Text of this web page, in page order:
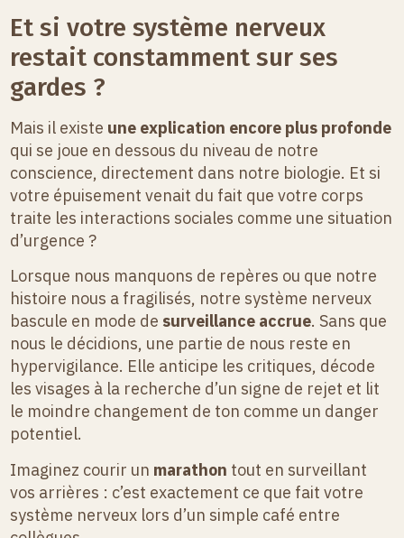
Et si votre système nerveux
restait constamment sur ses
gardes ?
Mais il existe une explication encore plus profonde
qui se joue en dessous du niveau de notre
conscience, directement dans notre biologie. Et si
votre épuisement venait du fait que votre corps
traite les interactions sociales comme une situation
d’urgence ?
Lorsque nous manquons de repères ou que notre
histoire nous a fragilisés, notre système nerveux
bascule en mode de surveillance accrue. Sans que
nous le décidions, une partie de nous reste en
hypervigilance. Elle anticipe les critiques, décode
les visages à la recherche d’un signe de rejet et lit
le moindre changement de ton comme un danger
potentiel.
Imaginez courir un marathon tout en surveillant
vos arrières : c’est exactement ce que fait votre
système nerveux lors d’un simple café entre